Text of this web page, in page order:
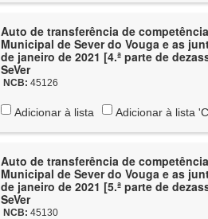
Auto de transferência de
Municipal de Sever do Vouga e as
de janeiro de 2021 [4.ª parte de
SeVer
NCB:45126
Adicionar à lista Adicionar à lista
Auto de transferência de
Municipal de Sever do Vouga e as
de janeiro de 2021 [5.ª parte de
SeVer
NCB:45130